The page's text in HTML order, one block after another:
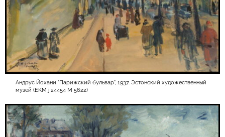
Андрус Йохани "Парижский бульвар", 1937. Эстонский художественный
музей (EKM j 24454 M 5622)